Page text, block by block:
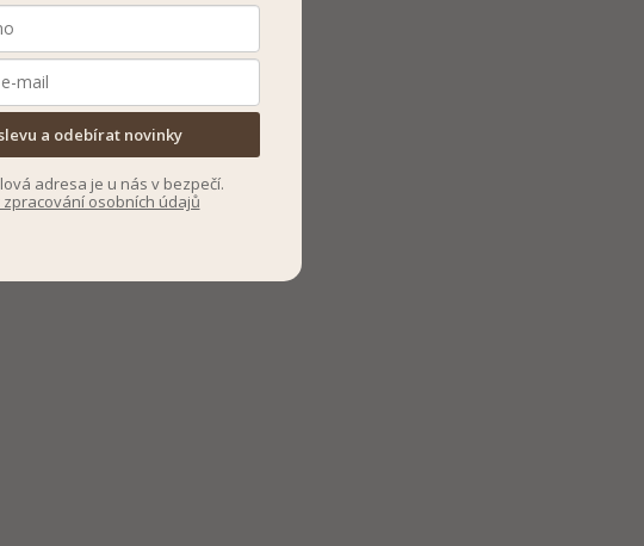
a odebírat novinky
adresa je u nás v bezpečí.
zpracování osobních údajů